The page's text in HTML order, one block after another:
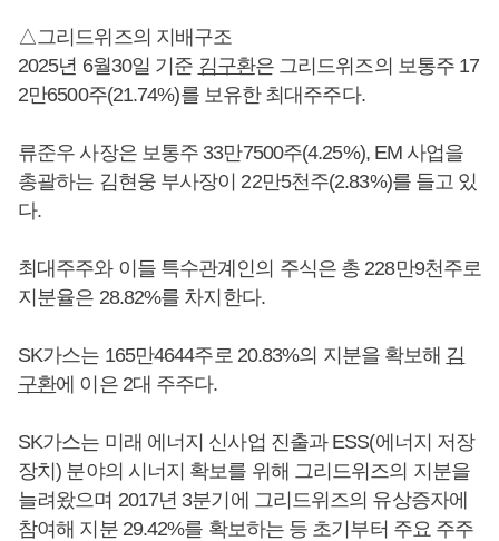
△그리드위즈의 지배구조
2025년 6월30일 기준 김구환은 그리드위즈의 보통주 17
2만6500주(21.74%)를 보유한 최대주주다.
류준우 사장은 보통주 33만7500주(4.25%), EM 사업을
총괄하는 김현웅 부사장이 22만5천주(2.83%)를 들고 있
다.
최대주주와 이들 특수관계인의 주식은 총 228만9천주로
지분율은 28.82%를 차지한다.
SK가스는 165만4644주로 20.83%의 지분을 확보해 김
구환에 이은 2대 주주다.
SK가스는 미래 에너지 신사업 진출과 ESS(에너지 저장
장치) 분야의 시너지 확보를 위해 그리드위즈의 지분을
늘려왔으며 2017년 3분기에 그리드위즈의 유상증자에
참여해 지분 29.42%를 확보하는 등 초기부터 주요 주주